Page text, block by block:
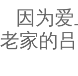
因为
老家的